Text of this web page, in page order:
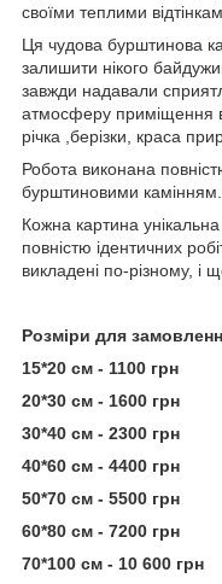
своїми теплими
Ця чудова бурштинова
залишити нікого
завжди надавали
атмосферу приміщення
річка ,берізки, краса
Робота виконана
бурштиновими камінням.
Кожна картина
повністю ідентичних
викладені по-різному, і
Розміри для
15*20 см - 1100 грн
20*30 см - 1600 грн
30*40 см - 2300 грн
40*60 см - 4400 грн
50*70 см - 5500 грн
60*80 см - 7200 грн
70*100 см - 10 600 грн